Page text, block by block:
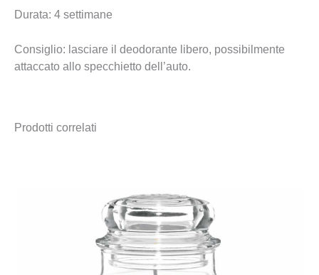
Durata: 4 settimane
Consiglio: lasciare il deodorante libero, possibilmente
attaccato allo specchietto dell’auto.
Prodotti correlati
2,90 €
a
34,90 €